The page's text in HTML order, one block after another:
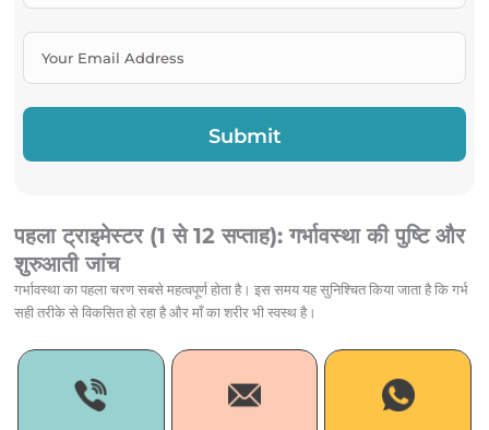
पहला ट्राइमेस्टर (1 से 12 सप्ताह): गर्भावस्था की पुष्टि और
शुरुआती जांच
गर्भावस्था का पहला चरण सबसे महत्वपूर्ण होता है। इस समय यह सुनिश्चित किया जाता है कि गर्भ
सही तरीके से विकसित हो रहा है और माँ का शरीर भी स्वस्थ है।